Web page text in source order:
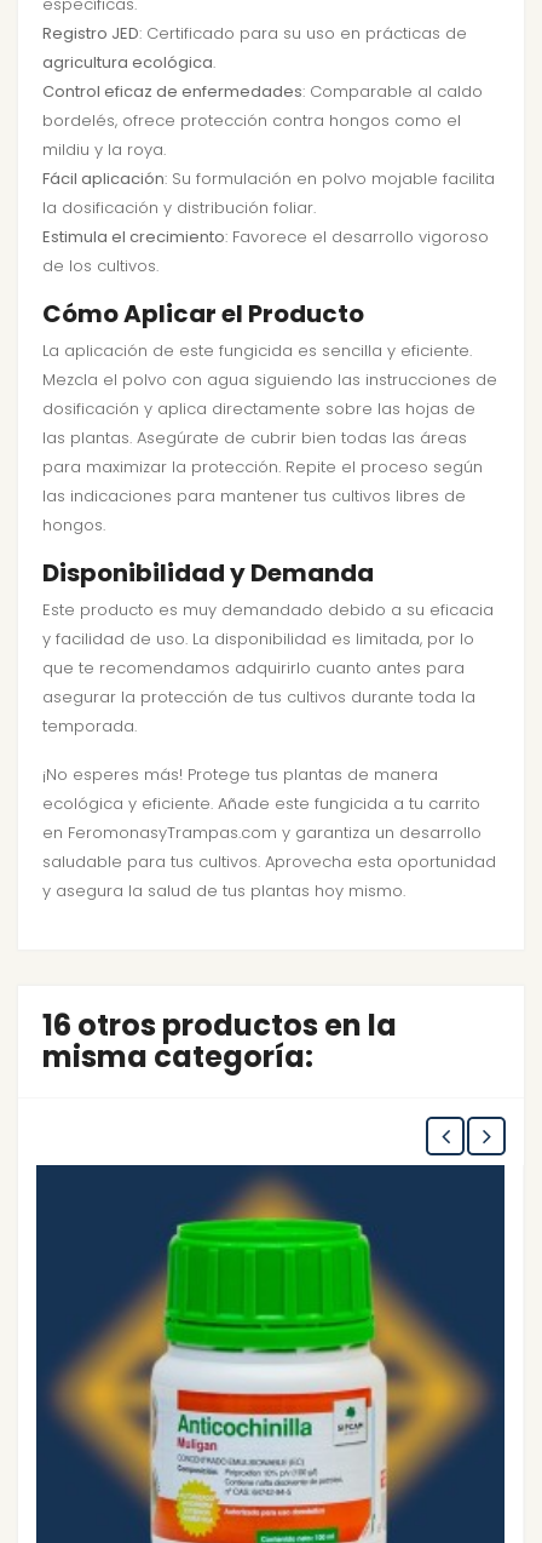
específicas.
Registro JED: Certificado para su uso en prácticas de
agricultura ecológica.
Control eficaz de enfermedades: Comparable al caldo
bordelés, ofrece protección contra hongos como el
mildiu y la roya.
Fácil aplicación: Su formulación en polvo mojable facilita
la dosificación y distribución foliar.
Estimula el crecimiento: Favorece el desarrollo vigoroso
de los cultivos.
Cómo Aplicar el Producto
La aplicación de este fungicida es sencilla y eficiente.
Mezcla el polvo con agua siguiendo las instrucciones de
dosificación y aplica directamente sobre las hojas de
las plantas. Asegúrate de cubrir bien todas las áreas
para maximizar la protección. Repite el proceso según
las indicaciones para mantener tus cultivos libres de
hongos.
Disponibilidad y Demanda
Este producto es muy demandado debido a su eficacia
y facilidad de uso. La disponibilidad es limitada, por lo
que te recomendamos adquirirlo cuanto antes para
asegurar la protección de tus cultivos durante toda la
temporada.
¡No esperes más! Protege tus plantas de manera
ecológica y eficiente. Añade este fungicida a tu carrito
en FeromonasyTrampas.com y garantiza un desarrollo
saludable para tus cultivos. Aprovecha esta oportunidad
y asegura la salud de tus plantas hoy mismo.
16 otros productos en la
misma categoría: